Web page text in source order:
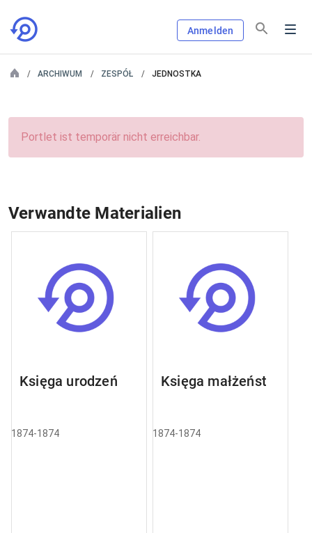
Anmelden
ARCHIWUM ZESPÓŁ JEDNOSTKA
Portlet ist temporär nicht erreichbar.
Verwandte Materialien
Księga urodzeń
1874-1874
Księga małżeństw
1874-1874